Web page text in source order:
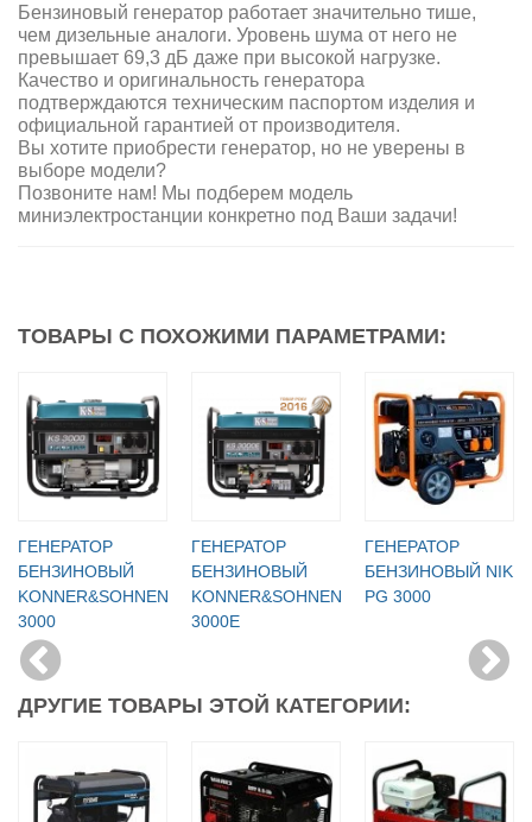
Бензиновый генератор работает значительно тише,
чем дизельные аналоги. Уровень шума от него не
превышает 69,3 дБ даже при высокой нагрузке.
Качество и оригинальность генератора
подтверждаются техническим паспортом изделия и
официальной гарантией от производителя.
Вы хотите приобрести генератор, но не уверены в
выборе модели?
Позвоните нам! Мы подберем модель
миниэлектростанции конкретно под Ваши задачи!
ТОВАРЫ С ПОХОЖИМИ ПАРАМЕТРАМИ:
ГЕНЕРАТОР
БЕНЗИНОВЫЙ
KONNER&SOHNEN
3000
ГЕНЕРАТОР
БЕНЗИНОВЫЙ
KONNER&SOHNEN
3000E
ГЕНЕРАТОР
БЕНЗИНОВЫЙ NIK
PG 3000
ДРУГИЕ ТОВАРЫ ЭТОЙ КАТЕГОРИИ: